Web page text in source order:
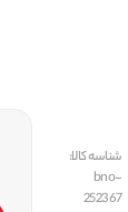
شناسه کالا:
bno-
252367